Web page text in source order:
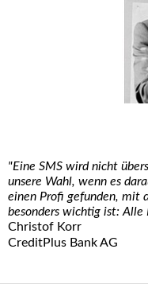
"Eine SMS wird nicht
unsere Wahl, wenn es
einen Profi gefunden, mit
besonders wichtig ist:
Christof Korr
CreditPlus Bank AG